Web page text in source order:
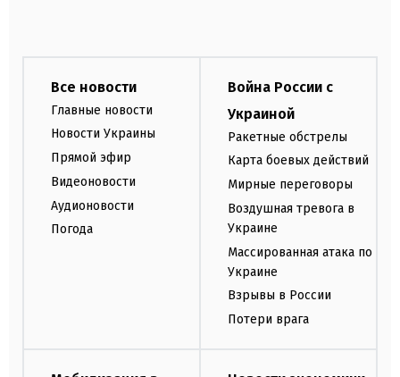
Все новости
Главные новости
Новости Украины
Прямой эфир
Видеоновости
Аудионовости
Погода
Война России с
Украиной
Ракетные обстрелы
Карта боевых действий
Мирные переговоры
Воздушная тревога в
Украине
Массированная атака по
Украине
Взрывы в России
Потери врага